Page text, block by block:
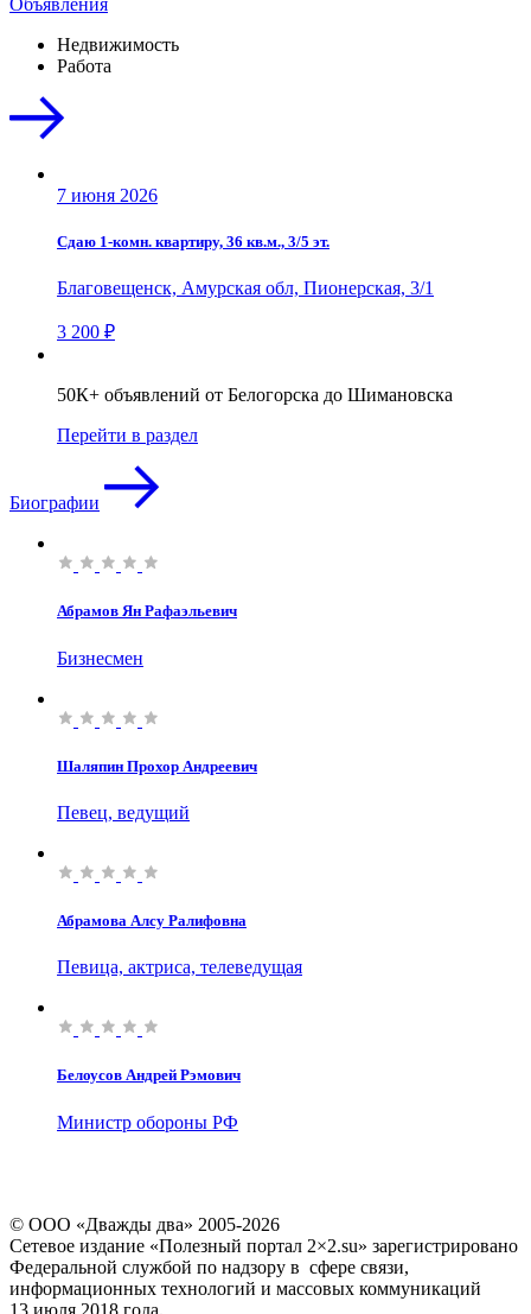
Недвижимость
Работа
7 июня 2026
Сдаю 1-комн. квартиру, 36 кв.м., 3/5 эт.
Благовещенск, Амурская обл, Пионерская, 3/1
3 200 ₽
50К+ объявлений от Белогорска до Шимановска
Перейти в раздел
Биографии
Абрамов Ян Рафаэльевич
Бизнесмен
Шаляпин Прохор Андреевич
Певец, ведущий
Абрамова Алсу Ралифовна
Певица, актриса, телеведущая
Белоусов Андрей Рэмович
Министр обороны РФ
© ООО «Дважды два» 2005-2026
Сетевое издание «Полезный портал 2×2.su» зарегистрировано
Федеральной службой по надзору в сфере связи,
информационных технологий и массовых коммуникаций
13 июля 2018 года.